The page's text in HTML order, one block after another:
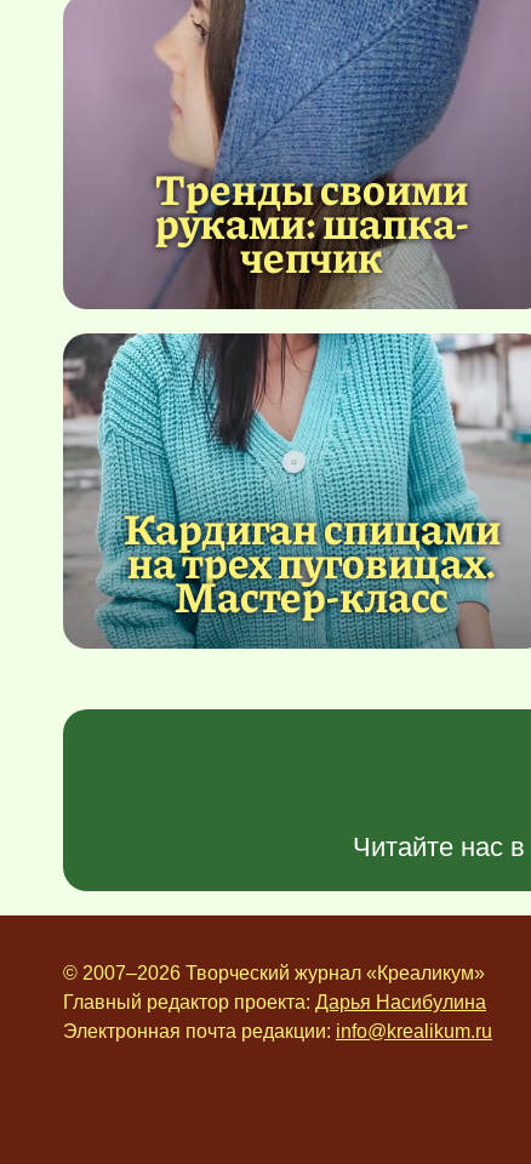
Тренды своими
руками: шапка-
чепчик
Кардиган спицами
на трех пуговицах.
Мастер-класс
Читайте нас в
© 2007–2026 Творческий журнал «Креаликум»
Главный редактор проекта: Дарья Насибулина
Электронная почта редакции: info@krealikum.ru